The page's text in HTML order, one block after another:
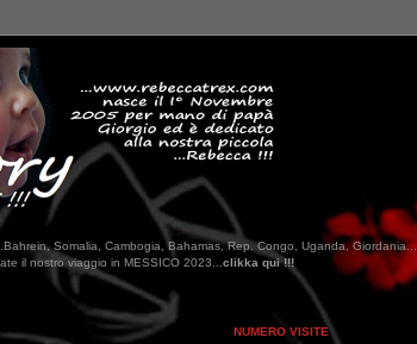
Somalia, Cambogia, Bahamas, Rep. Congo, Uganda, Giordania...
2023...clikka qui !!!
NUMERO VISITE